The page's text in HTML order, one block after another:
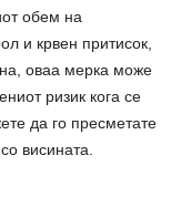
обем на
и крвен притисок,
оваа мерка може
ризик кога се
да го пресметате
висината.